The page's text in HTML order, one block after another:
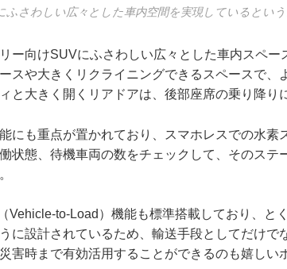
ふさわしい広々とした車内空間を実現しているという
ー向けSUVにふさわしい広々とした車内スペ
スや大きくリクライニングできるスペースで、
と大きく開くリアドアは、後部座席の乗り降り
にも重点が置かれており、スマホレスでの水素
状態、待機車両の数をチェックして、そのステ
Vehicle-to-Load）機能も標準搭載しており、と
に設計されているため、輸送手段としてだけで
害時まで有効活用することができるのも嬉しい